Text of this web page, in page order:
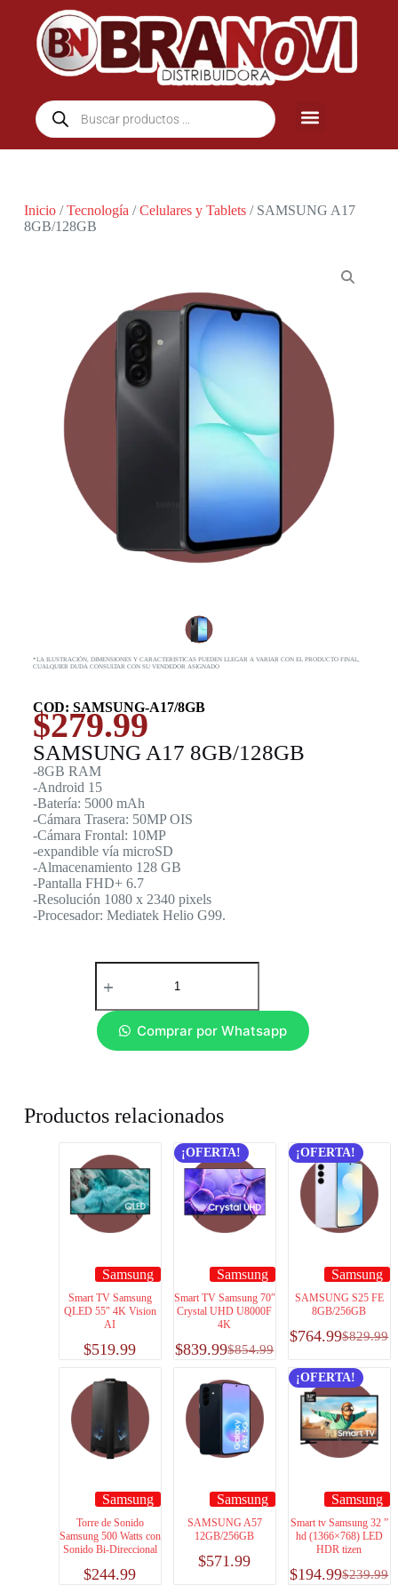
Inicio/Tecnología /Celulares y Tablets/ SAMSUNG A17
8GB/128GB
*LA ILUSTRACIÓN, DIMENSIONES Y CARACTERISTICAS PUEDEN LLEGAR A VARIAR CON EL PRODUCTO FINAL,
CUALQUIER DUDA CONSULTAR CON SU VENDEDOR ASIGNADO
COD: SAMSUNG-A17/8GB
$279.99
SAMSUNG A17 8GB/128GB
-8GB RAM
-Android 15
-Batería: 5000 mAh
-Cámara Trasera: 50MP OIS
-Cámara Frontal: 10MP
-expandible vía microSD
-Almacenamiento 128 GB
-Pantalla FHD+ 6.7
-Resolución 1080 x 2340 pixels
-Procesador: Mediatek Helio G99.
Comprar por Whatsapp
Productos relacionados
Samsung
Smart TV Samsung
QLED 55″ 4K Vision
AI
$519.99
¡OFERTA!
Samsung
Smart TV Samsung 70″
Crystal UHD U8000F
4K
$854.99
$839.99
¡OFERTA!
Samsung
SAMSUNG S25 FE
8GB/256GB
$829.99
$764.99
Samsung
Torre de Sonido
Samsung 500 Watts con
Sonido Bi-Direccional
$244.99
Samsung
SAMSUNG A57
12GB/256GB
$571.99
¡OFERTA!
Samsung
Smart tv Samsung 32 ”
hd (1366×768) LED
HDR tizen
$239.99
$194.99